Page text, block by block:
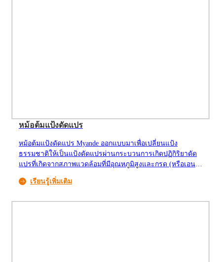
หม้อต้มแป้งดัดแปร
หม้อต้มแป้งดัดแปร Myande ออกแบบมาเพื่อเปลี่ยนแป้ง
ธรรมชาติให้เป็นแป้งดัดแปรผ่านกระบวนการเกิดปฏิกิริยาดัด
แปรที่เกิดจากสภาพแวดล้อมที่มีอุณหภูมิสูงและกรด (หรือเอน
ไซม์อะมิเลส)
เรียนรู้เพิ่มเติม